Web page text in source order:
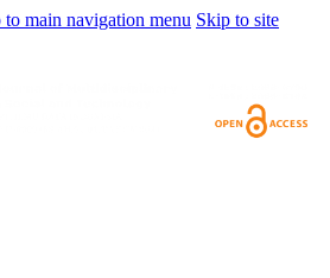
to main navigation menu Skip to site